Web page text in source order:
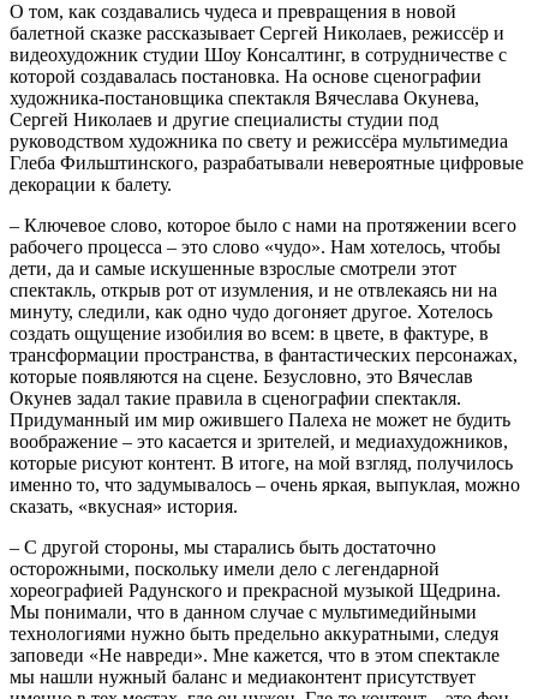
О том, как создавались чудеса и превращения в новой
балетной сказке рассказывает Сергей Николаев, режиссёр и
видеохудожник студии Шоу Консалтинг, в сотрудничестве с
которой создавалась постановка. На основе сценографии
художника-постановщика спектакля Вячеслава Окунева,
Сергей Николаев и другие специалисты студии под
руководством художника по свету и режиссёра мультимедиа
Глеба Фильштинского, разрабатывали невероятные цифровые
декорации к балету.
– Ключевое слово, которое было с нами на протяжении всего
рабочего процесса – это слово «чудо». Нам хотелось, чтобы
дети, да и самые искушенные взрослые смотрели этот
спектакль, открыв рот от изумления, и не отвлекаясь ни на
минуту, следили, как одно чудо догоняет другое. Хотелось
создать ощущение изобилия во всем: в цвете, в фактуре, в
трансформации пространства, в фантастических персонажах,
которые появляются на сцене. Безусловно, это Вячеслав
Окунев задал такие правила в сценографии спектакля.
Придуманный им мир ожившего Палеха не может не будить
воображение – это касается и зрителей, и медиахудожников,
которые рисуют контент. В итоге, на мой взгляд, получилось
именно то, что задумывалось – очень яркая, выпуклая, можно
сказать, «вкусная» история.
– С другой стороны, мы старались быть достаточно
осторожными, поскольку имели дело с легендарной
хореографией Радунского и прекрасной музыкой Щедрина.
Мы понимали, что в данном случае с мультимедийными
технологиями нужно быть предельно аккуратными, следуя
заповеди «Не навреди». Мне кажется, что в этом спектакле
мы нашли нужный баланс и медиаконтент присутствует